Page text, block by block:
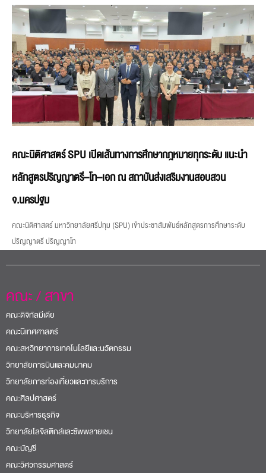
คณะนิติศาสตร์ SPU เปิดเส้นทางการศึกษากฎหมายทุกระดับ แนะนำ
หลักสูตรปริญญาตรี–โท–เอก ณ สถาบันส่งเสริมงานสอบสวน
จ.นครปฐม
คณะนิติศาสตร์ มหาวิทยาลัยศรีปทุม (SPU) เข้าประชาสัมพันธ์หลักสูตรการศึกษาระดับ
ปริญญาตรี ปริญญาโท
คณะ / สาขา
คณะดิจิทัลมีเดีย
คณะนิเทศศาสตร์
คณะสหวิทยาการเทคโนโลยีและนวัตกรรม
วิทยาลัยการบินและคมนาคม
วิทยาลัยการท่องเที่ยวและการบริการ
คณะศิลปศาสตร์
คณะบริหารธุรกิจ
วิทยาลัยโลจิสติกส์และซัพพลายเชน
คณะบัญชี
คณะวิศวกรรมศาสตร์